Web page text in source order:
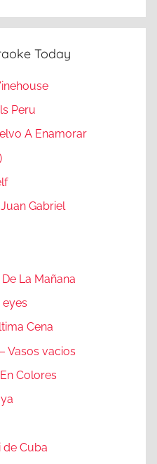
Today
Peru
A Enamorar
Gabriel
La Mañana
eyes
Cena
Vasos vacios
Colores
de Cuba